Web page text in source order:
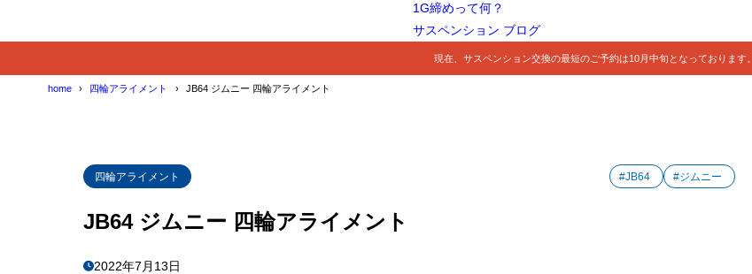
1G締めって何？
サスペンション ブログ
現在、サスペンション交換の最短のご予約は10月中旬となっております。
home 四輪アライメント JB64 ジムニー 四輪アライメント
四輪アライメント #JB64 #ジムニー
JB64 ジムニー 四輪アライメント
2022年7月13日